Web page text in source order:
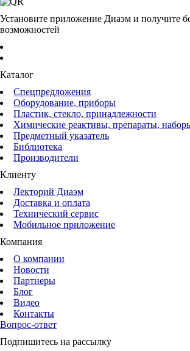
Установите приложение Диаэм и получите
возможностей
Каталог
Спецпредложения
Оборудование, приборы
Пластик, стекло, принадлежности
Химические реактивы, препараты,
Предметный указатель
Библиотека
Производители
Клиенту
Лекторий Диаэм
Доставка и оплата
Технический сервис
Мобильное приложение
Компания
О компании
Новости
Партнеры
Блог
Видео
Контакты
Вопрос-ответ
Подпишитесь на рассылку